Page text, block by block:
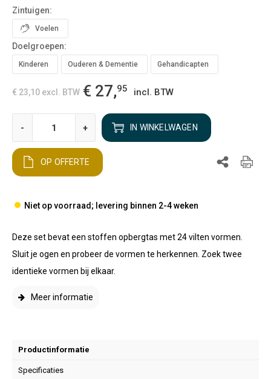
Zintuigen:
Voelen
Doelgroepen:
Kinderen Ouderen & Dementie Gehandicapten
€ 23,10 excl. BTW € 27,95 incl. BTW
- + IN WINKELWAGEN
OP OFFERTE
Niet op voorraad; levering binnen 2-4 weken
Deze set bevat een stoffen opbergtas met 24 vilten vormen.
Sluit je ogen en probeer de vormen te herkennen. Zoek twee
identieke vormen bij elkaar.
Meer informatie
Productinformatie
Specificaties